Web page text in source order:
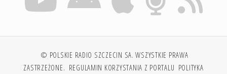
© POLSKIE RADIO SZCZECIN SA. WSZYSTKIE PRAWA
ZASTRZEŻONE. REGULAMIN KORZYSTANIA Z PORTALU POLITYKA